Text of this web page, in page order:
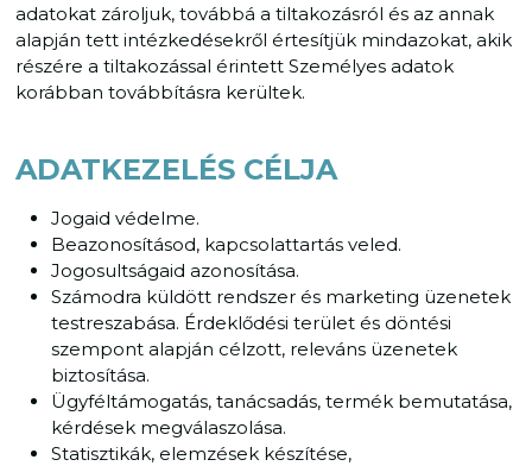
adatokat zároljuk, továbbá a tiltakozásról és az annak
alapján tett intézkedésekről értesítjük mindazokat, akik
részére a tiltakozással érintett Személyes adatok
korábban továbbításra kerültek.
ADATKEZELÉS CÉLJA
Jogaid védelme.
Beazonosításod, kapcsolattartás veled.
Jogosultságaid azonosítása.
Számodra küldött rendszer és marketing üzenetek
testreszabása. Érdeklődési terület és döntési
szempont alapján célzott, releváns üzenetek
biztosítása.
Ügyféltámogatás, tanácsadás, termék bemutatása,
kérdések megválaszolása.
Statisztikák, elemzések készítése,